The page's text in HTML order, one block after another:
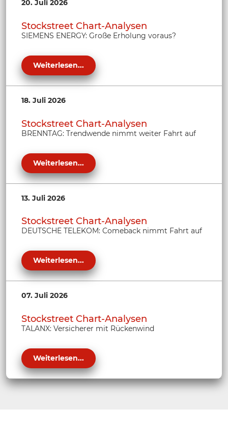
20. Juli 2026
Stockstreet Chart-Analysen
SIEMENS ENERGY: Große Erholung voraus?
Weiterlesen...
18. Juli 2026
Stockstreet Chart-Analysen
BRENNTAG: Trendwende nimmt weiter Fahrt auf
Weiterlesen...
13. Juli 2026
Stockstreet Chart-Analysen
DEUTSCHE TELEKOM: Comeback nimmt Fahrt auf
Weiterlesen...
07. Juli 2026
Stockstreet Chart-Analysen
TALANX: Versicherer mit Rückenwind
Weiterlesen...